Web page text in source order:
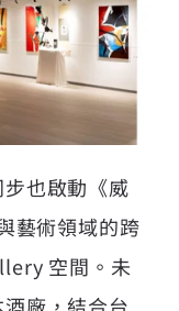
也啟動《威
藝術領域的跨
空間。未
廠，結合台